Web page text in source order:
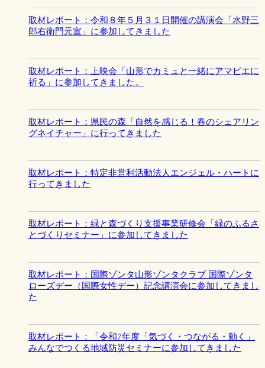
取材レポート：令和８年５月３１日開催の講演会「水野三
郎右衛門元宣」に参加してきました
取材レポート：上映会「山形でカミュと一緒にアマビエに
祈る」に参加してきました。
取材レポート：県民の森「自然を感じる！春のシェアリン
グネイチャー」に行ってきました
取材レポート：特定非営利活動法人エンジェル・ハートに
行ってきました
取材レポート：緑と森づくり支援事業研修会「緑のふるさ
とづくりセミナー」に参加してきました
取材レポート：国際ゾンタ山形ゾンタクラブ 国際ゾンタ
ローズデー（国際女性デー）記念講演会に参加してきまし
た
取材レポート：「令和7年度「気づく・つながる・動く」
みんなでつくる地域防災セミナーに参加してきました